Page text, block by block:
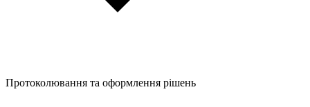
Протоколювання та оформлення рішень